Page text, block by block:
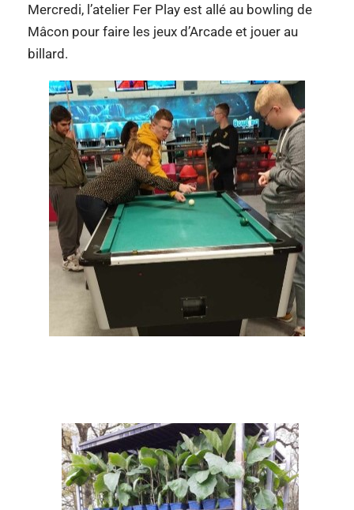
Mercredi, l’atelier Fer Play est allé au bowling de
Mâcon pour faire les jeux d’Arcade et jouer au
billard.